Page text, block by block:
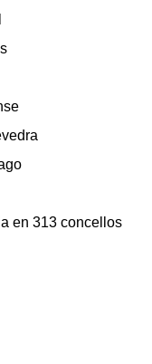
en 313 concellos